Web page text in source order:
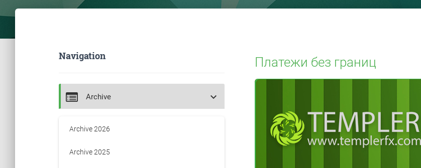
Navigation
Archive keyboard_arrow_down
Archive 2026
Archive 2025
Платежи без границ